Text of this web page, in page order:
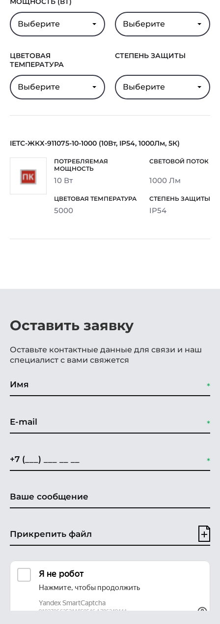
Выберите Выберите
ЦВЕТОВАЯ
ТЕМПЕРАТУРА
Выберите
СТЕПЕНЬ ЗАЩИТЫ
Выберите
IETC-ЖКХ-911075-10-1000 (10Вт, IP54, 1000Лм, 5К)
10 Вт 1000 Лм
5000 IP54
Оставить заявку
Оставьте контактные данные для связи и наш
специалист с вами свяжется
Прикрепить файл